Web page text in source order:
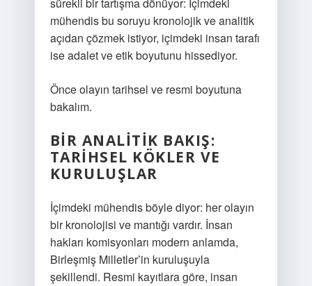
mühendis bu soruyu kronolojik ve analitik
açıdan çözmek istiyor, içimdeki insan tarafı
ise adalet ve etik boyutunu hissediyor.
Önce olayın tarihsel ve resmi boyutuna
bakalım.
BIR ANALITIK BAKIŞ:
TARIHSEL KÖKLER VE
KURULUŞLAR
İçimdeki mühendis böyle diyor: her olayın
bir kronolojisi ve mantığı vardır. İnsan
hakları komisyonları modern anlamda,
Birleşmiş Milletler’in kuruluşuyla
şekillendi. Resmi kayıtlara göre, insan